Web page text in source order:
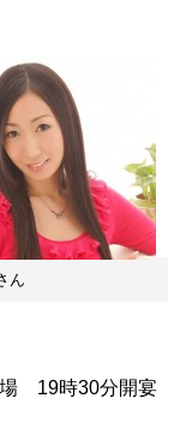
ん
場 19時30分開宴